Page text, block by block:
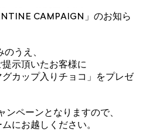
CAMPAIGN」のお知ら
うえ、
示頂いたお客様に
グカップ入りチョコ」をプレゼ
ンペーンとなりますので、
にお越しください。